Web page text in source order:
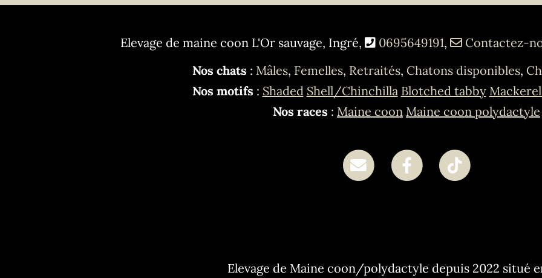
Elevage de maine coon L'Or sauvage, Ingré, 0695649191,
Contactez-
Nos chats : Mâles, Femelles, Retraités, Chatons disponibles,
Nos motifs : Shaded Shell/Chinchilla Blotched tabby
Nos races : Maine coon Maine coon polydactyle
Elevage de Maine coon/polydactyle depuis 2022 situé